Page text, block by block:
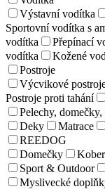
Výstavní vodítka
Sportovní vodítka s
vodítka
Přepínací
vodítka
Kožené
Postroje
Výcvikové
Postroje proti tahání
Pelechy,
Deky
Matrace
REEDOG
Domečky
Sport & Outdoor
Myslivecké